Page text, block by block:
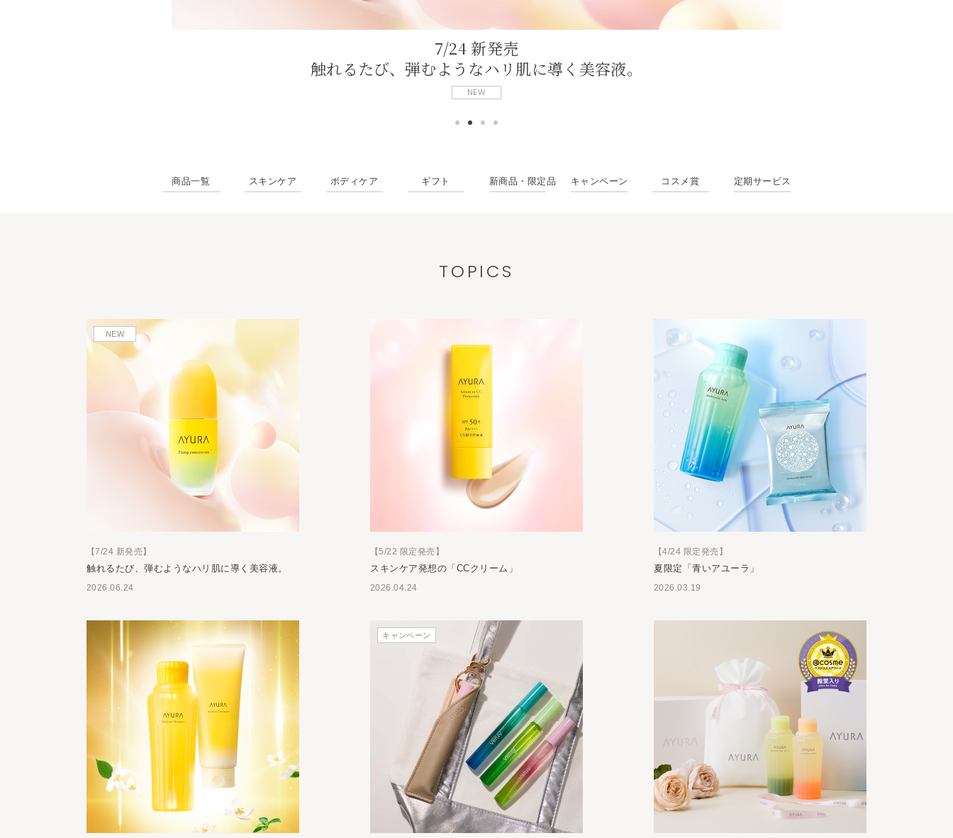
7/24 新発売
触れるたび、弾むようなハリ肌に導く美容液。
NEW
商品一覧 スキンケア ボディケア ギフト 新商品・限定品 キャンペーン コスメ賞 定期サービス
TOPICS
【7/24 新発売】
触れるたび、弾むようなハリ肌に導く美容液。
2026.06.24
NEW
【5/22 限定発売】
スキンケア発想の「CCクリーム」
2026.04.24
【4/24 限定発売】
夏限定「青いアユーラ」
2026.03.19
キャンペーン